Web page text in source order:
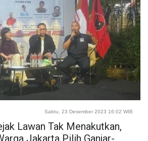
Sabtu, 23 Desember 2023 16:02 WIB
Lawan Tak Menakutkan,
Jakarta Pilih Ganjar-